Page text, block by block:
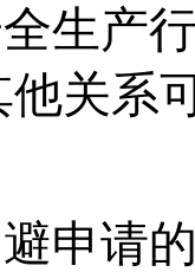
生产
关系
申请